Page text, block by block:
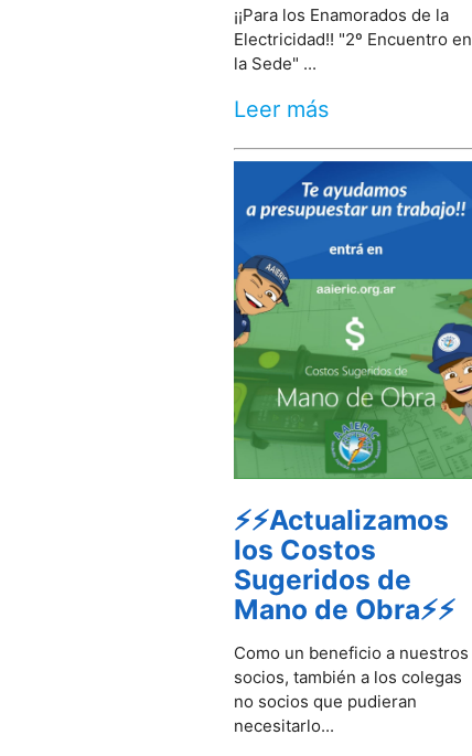
¡¡Para los Enamorados de la
Electricidad!! "2º Encuentro en
la Sede" ...
Leer más
⚡⚡Actualizamos
los Costos
Sugeridos de
Mano de Obra⚡⚡
Como un beneficio a nuestros
socios, también a los colegas
no socios que pudieran
necesitarlo...